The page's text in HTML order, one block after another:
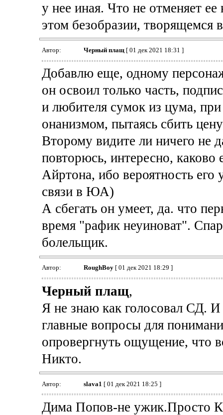
у нее иная. Что не отменяет ее
этом безобразии, творящемся
Автор: Черный плащ[ 01 дек 2021 18:31 ]
Добавлю еще, одному
он освоил только часть,
и любителя сумок из цума,
онанизмом, пытаясь сбить
Второму видите ли ничего не
повторюсь, интересно, каково
Айртона, ибо вероятность его
связи в ЮА)
А сбегать он умеет, да. что
время "рафик неуиноват".
болельщик.
Автор: RoughBoy[ 01 дек 2021 18:29 ]
Черный плащ,
Я не знаю как голосовал СД. И
главные вопросы для
опровергнуть ощущение, что
Никто.
Автор: slava1 [ 01 дек 2021 18:25 ]
Дима Попов-не ужик.Просто